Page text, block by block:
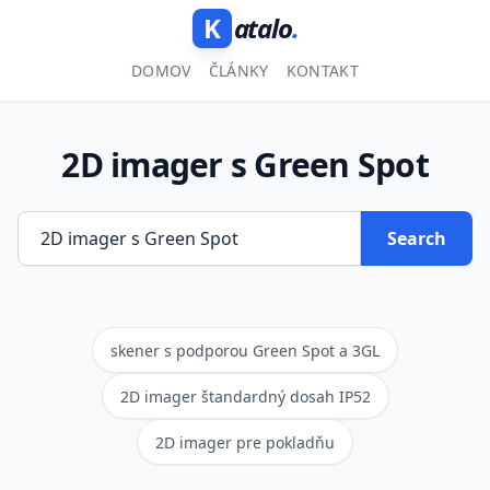
K atalo.
DOMOV ČLÁNKY KONTAKT
2D imager s Green Spot
Search
skener s podporou Green Spot a 3GL
2D imager štandardný dosah IP52
2D imager pre pokladňu